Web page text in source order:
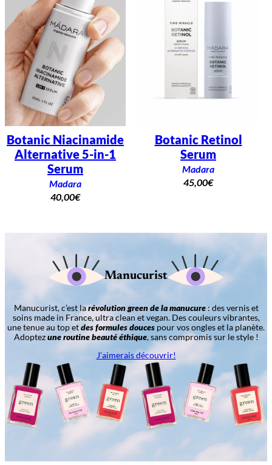
Botanic Niacinamide
Alternative 5-in-1
Serum
Madara
40,00€
Botanic Retinol
Serum
Madara
45,00€
Manucurist
Manucurist, c’est larévolution green de la manucure: des vernis et
soins made in France, ultra clean et vegan. Des couleurs vibrantes,
une tenue au top etdes formules douces pour vos ongles et la planète.
Adoptezune routine beauté éthique, sans compromis sur le style !
J’aimerais découvrir!